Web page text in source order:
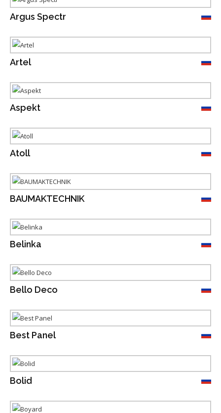
Argus Spectr
Artel
Aspekt
Atoll
BAUMAKTECHNIK
Belinka
Bello Deco
Best Panel
Bolid